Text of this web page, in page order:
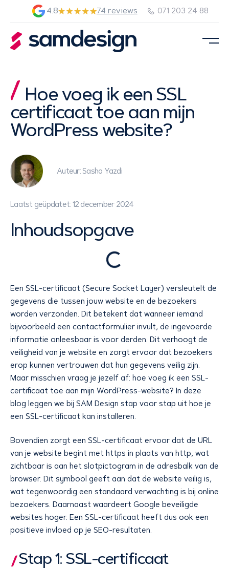
4.8 74 reviews 071 203 24 88
Hoe voeg ik een SSL
certificaat toe aan mijn
WordPress website?
Auteur: Sasha Yazdi
Laatst geüpdatet: 12 december 2024
Inhoudsopgave
Een SSL-certificaat (Secure Socket Layer) versleutelt de
gegevens die tussen jouw website en de bezoekers
worden verzonden. Dit betekent dat wanneer iemand
bijvoorbeeld een contactformulier invult, de ingevoerde
informatie onleesbaar is voor derden. Dit verhoogt de
veiligheid van je website en zorgt ervoor dat bezoekers
erop kunnen vertrouwen dat hun gegevens veilig zijn.
Maar misschien vraag je jezelf af: hoe voeg ik een SSL-
certificaat toe aan mijn WordPress-website? In deze
blog leggen we bij SAM Design stap voor stap uit hoe je
een SSL-certificaat kan installeren.
Bovendien zorgt een SSL-certificaat ervoor dat de URL
van je website begint met https in plaats van http, wat
zichtbaar is aan het slotpictogram in de adresbalk van de
browser. Dit symbool geeft aan dat de website veilig is,
wat tegenwoordig een standaard verwachting is bij online
bezoekers. Daarnaast waardeert Google beveiligde
websites hoger. Een SSL-certificaat heeft dus ook een
positieve invloed op je SEO-resultaten.
Stap 1: SSL-certificaat